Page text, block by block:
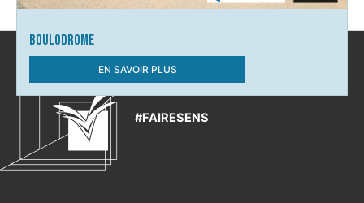
Boulodrome
EN SAVOIR PLUS
#FAIRESENS